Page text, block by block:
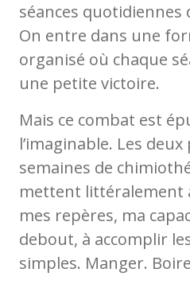
séances quotidiennes
On entre dans une
organisé où chaque
une petite victoire.
Mais ce combat est
l’imaginable. Les
semaines de
mettent littéralement
mes repères, ma
debout, à accomplir
simples. Manger.